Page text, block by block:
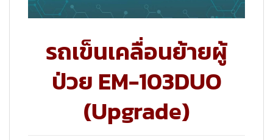
รถเข็นเคลื่อนย้ายผู้
ป่วย EM-103DUO
(Upgrade)